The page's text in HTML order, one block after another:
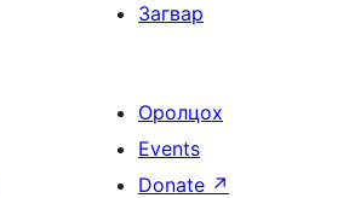
Загвар
Оролцох
Events
Donate ↗